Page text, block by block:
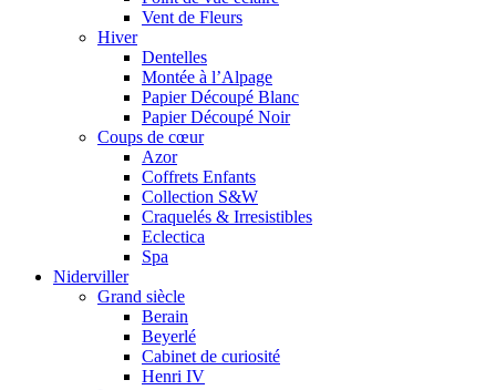
Vent de Fleurs
Hiver
Dentelles
Montée à l’Alpage
Papier Découpé Blanc
Papier Découpé Noir
Coups de cœur
Azor
Coffrets Enfants
Collection S&W
Craquelés & Irresistibles
Eclectica
Spa
Niderviller
Grand siècle
Berain
Beyerlé
Cabinet de curiosité
Henri IV